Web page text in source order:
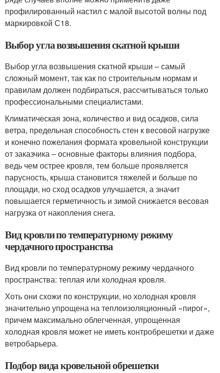
профилированный настил с малой высотой волны под
маркировкой С18.
Выбор угла возвышения скатной крыши
Выбор угла возвышения скатной крыши – самый
сложный момент, так как по строительным нормам и
правилам должен подбираться, рассчитываться только
профессиональными специалистами.
Климатическая зона, количество и вид осадков, сила
ветра, предельная способность стен к весовой нагрузке
и конечно пожелания формата кровельной конструкции
от заказчика – основные факторы влияния подбора,
ведь чем острее кровля, тем больше проявляется
парусность, крыша становится тяжелей и больше по
площади, но сход осадков улучшается, а значит
повышается герметичность и зимой снижается весовая
нагрузка от накопления снега.
Вид кровли по температурному режиму
чердачного пространства
Вид кровли по температурному режиму чердачного
пространства: теплая или холодная кровля.
Хоть они схожи по конструкции, но холодная кровля
значительно упрощена на теплоизоляционный «пирог»,
причем максимально облегченная, упрощенная
холодная кровля может не иметь контробрешетки и даже
ветробарьера.
Подбор вида кровельной обрешетки